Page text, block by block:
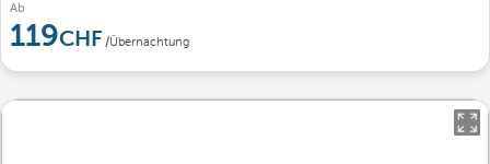
Ab
119 /Übernachtung